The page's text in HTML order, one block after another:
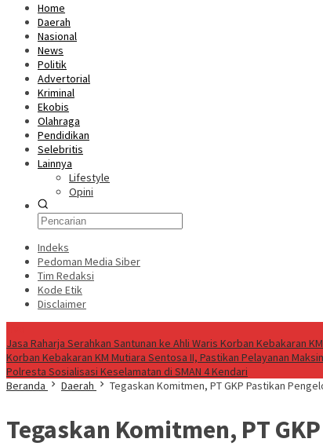
Home
Daerah
Nasional
News
Politik
Advertorial
Kriminal
Ekobis
Olahraga
Pendidikan
Selebritis
Lainnya
Lifestyle
Opini
Indeks
Pedoman Media Siber
Tim Redaksi
Kode Etik
Disclaimer
Jasa Raharja Serahkan Santunan ke Ahli Waris Korban Kebakaran
Korban Kebakaran KM Mutiara Sentosa II, Pastikan Pelayanan
Polresta Sosialisasi Keselamatan di SMAN 4 Kendari
Beranda
Daerah Tegaskan Komitmen, PT GKP Pastikan
Tegaskan Komitmen, PT